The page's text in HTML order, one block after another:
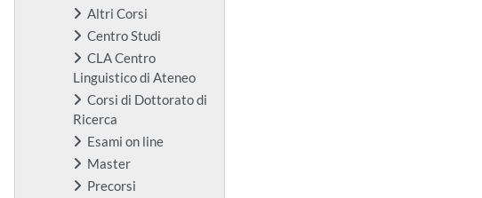
Altri Corsi
Centro Studi
CLA Centro
Linguistico di Ateneo
Corsi di Dottorato di
Ricerca
Esami on line
Master
Precorsi